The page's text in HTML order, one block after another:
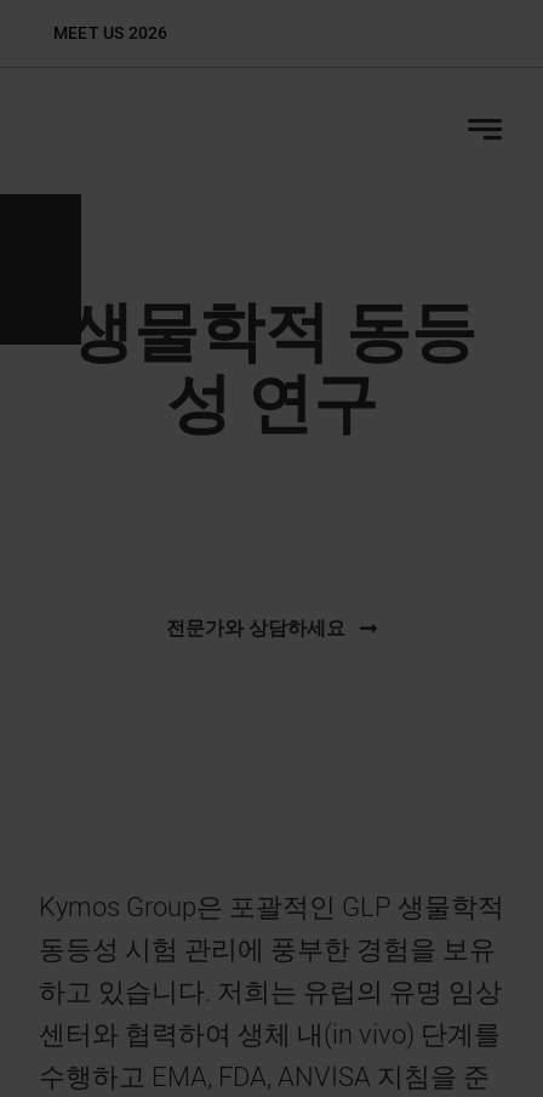
MEET US 2026
생물학적 동등
성 연구
전문가와 상담하세요
Kymos Group은 포괄적인 GLP 생물학적
동등성 시험 관리에 풍부한 경험을 보유
하고 있습니다. 저희는 유럽의 유명 임상
센터와 협력하여 생체 내(in vivo) 단계를
수행하고 EMA, FDA, ANVISA 지침을 준